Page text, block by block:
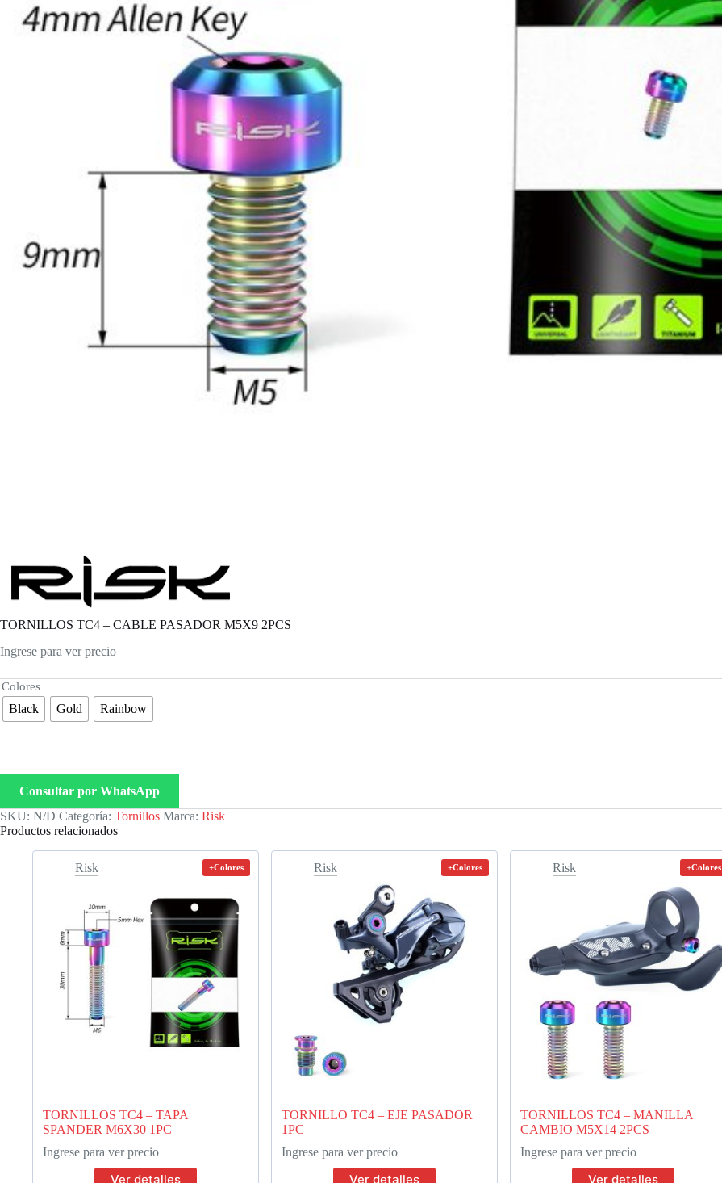
TORNILLOS TC4 – CABLE PASADOR M5X9 2PCS
Ingrese para ver precio
Colores
Black Gold Rainbow
Consultar por WhatsApp
SKU: N/D Categoría: Tornillos Marca: Risk
Productos relacionados
Risk +Colores
TORNILLOS TC4 – TAPA
SPANDER M6X30 1PC
Ingrese para ver precio
Ver detalles
Risk +Colores
TORNILLO TC4 – EJE PASADOR
1PC
Ingrese para ver precio
Ver detalles
Risk +Colores
TORNILLOS TC4 – MANILLA
CAMBIO M5X14 2PCS
Ingrese para ver precio
Ver detalles